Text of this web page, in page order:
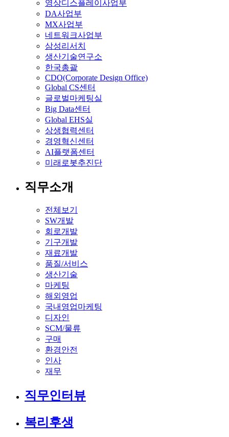
영상디스플레이사업부
DA사업부
MX사업부
네트워크사업부
삼성리서치
생산기술연구소
한국총괄
CDO(Corporate Design Office)
Global CS센터
글로벌마케팅실
Big Data센터
Global EHS실
상생협력센터
경영혁신센터
AI플랫폼센터
미래로봇추진단
직무소개
전체보기
SW개발
회로개발
기구개발
재료개발
품질/서비스
생산기술
마케팅
해외영업
국내영업마케팅
디자인
SCM/물류
구매
환경안전
인사
재무
직무인터뷰
복리후생